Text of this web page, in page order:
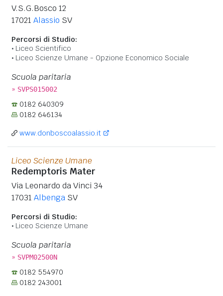
V.S.G.Bosco 12
17021 Alassio SV
Percorsi di Studio:
Liceo Scientifico
Liceo Scienze Umane - Opzione Economico Sociale
Scuola paritaria
» SVPS015002
0182 640309
0182 646134
www.donboscoalassio.it
Liceo Scienze Umane
Redemptoris Mater
Via Leonardo da Vinci 34
17031 Albenga SV
Percorsi di Studio:
Liceo Scienze Umane
Scuola paritaria
» SVPM02500N
0182 554970
0182 243001